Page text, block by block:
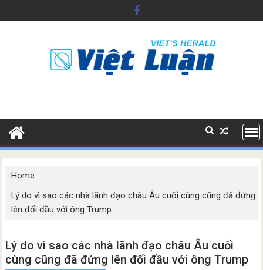
to
Home
Lý do vì sao các nhà lãnh đạo châu Âu cuối cùng cũng đã đứng
lên đối đầu với ông Trump
Lý do vì sao các nhà lãnh đạo châu Âu cuối
cùng cũng đã đứng lên đối đầu với ông Trump